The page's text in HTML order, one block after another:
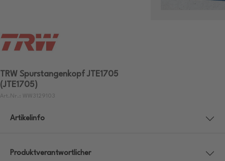
TRW Spurstangenkopf JTE1705
(JTE1705)
Art.Nr.: WW3129103
Artikelinfo
Produktverantwortlicher